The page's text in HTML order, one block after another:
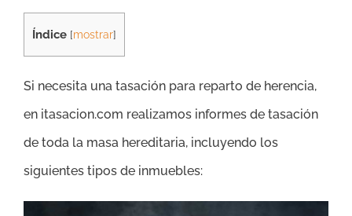
Índice [mostrar]
Si necesita una tasación para reparto de herencia,
en itasacion.com realizamos informes de tasación
de toda la masa hereditaria, incluyendo los
siguientes tipos de inmuebles: